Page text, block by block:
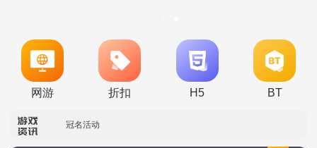
网游 折扣 H5 BT
单日大额福利
冠名活动